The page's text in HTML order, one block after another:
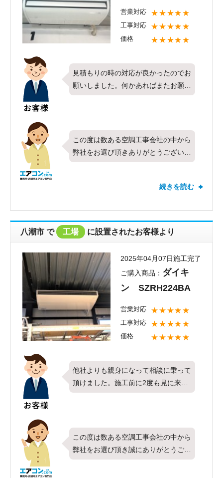
困りごとが出て来ましたらご相談くだ
さい。またのご利用をお待ちしており
ます。
営業対応 ★★★★★
工事対応 ★★★★★
価格 ★★★★★
見積もりの時の対応が良かったのでお
願いしました。何かあればまたお願い
したいです。
この度は数ある空調工事会社の中から
弊社をお選び頂きありがとうございま
す。今回は東芝製業務用エアコンの天
けさせて頂きました。対応や価格など
たこと、とても嬉しく思います。見積
もりの際の対応についてもお褒めのお
言葉を頂戴し光栄でございます。これ
からも全てのお客様にご満足頂けるよ
う社員全員で頑張って参りたいと思い
ます。新しくお取り付けしたエアコン
は快適にご使用頂けてるでしょうか？
また何かお困りのことがございました
らお気軽にご相談ください。今後とも
エアコンコムをよろしくお願いいたし
続きを読む
八潮市 で 工場 に設置されたお客様より
2025年04月07日施工完了
ご購入商品： ダイキ
ン SZRH224BA
営業対応 ★★★★★
工事対応 ★★★★★
価格 ★★★★★
他社よりも親身になって相談に乗って
頂けました。施工前に2度も見に来て
いただき、施工時も物がいっぱいの中
この度は数ある空調工事会社の中から
弊社をお選び頂き誠にありがとうござ
います。今回はダイキン製業務用エア